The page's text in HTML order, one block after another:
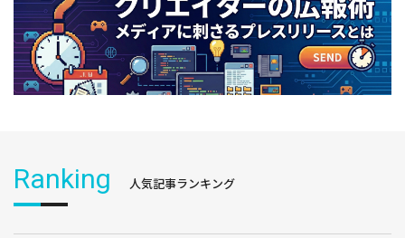
Ranking 人気記事ランキング